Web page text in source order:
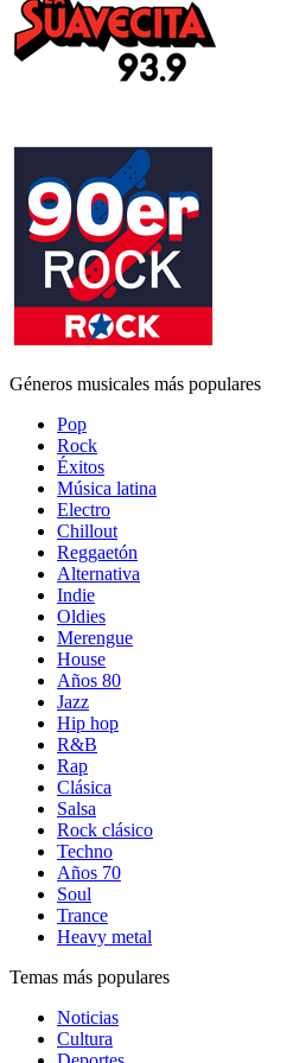
Géneros musicales más populares
Pop
Rock
Éxitos
Música latina
Electro
Chillout
Reggaetón
Alternativa
Indie
Oldies
Merengue
House
Años 80
Jazz
Hip hop
R&B
Rap
Clásica
Salsa
Rock clásico
Techno
Años 70
Soul
Trance
Heavy metal
Temas más populares
Noticias
Cultura